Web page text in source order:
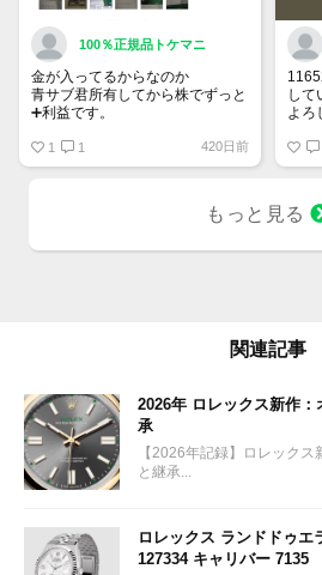
100％正規品トケマニ
金が入ってるからなのか
青サブ君所有してから株でずっと
➕利益です。
銘柄番号7932 ニッピ
10000株→6330万円
1 1 420日前
して
よろ
もっと見る
関連記事
2026年 ロレックス新作
承
【2026年記録】ロレック
と継承...
ロレックス ランドドゥ
127334 キャリバー 7135